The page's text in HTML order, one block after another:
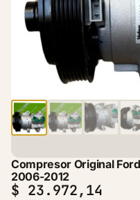
Compresor Original
2006-2012
$ 23.972,14